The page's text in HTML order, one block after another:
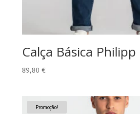
Calça Básica Philipp
89,80 €
Promoção!